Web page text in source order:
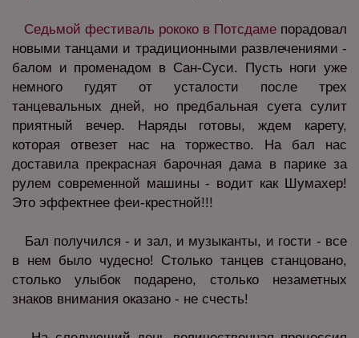
Седьмой фестиваль рококо в Потсдаме порадовал
новыми танцами и традиционными развлечениями -
балом и променадом в Сан-Суси. Пусть ноги уже
немного гудят от усталости после трех
танцевальных дней, но предбальная суета сулит
приятный вечер. Наряды готовы, ждем карету,
которая отвезет нас на торжество. На бал нас
доставила прекрасная барочная дама в парике за
рулем современной машины - водит как Шумахер!
Это эффектнее феи-крестной!!!
Бал получился - и зал, и музыканты, и гости - все
в нем было чудесно! Столько танцев станцовано,
столько улыбок подарено, столько незаметных
знаков внимания оказано - не счесть!